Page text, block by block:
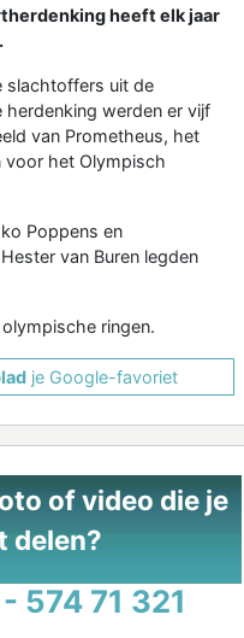
heeft elk jaar
slachtoffers uit de
werden er vijf
van Prometheus, het
voor het Olympisch
Poppens en
van Buren legden
ringen.
je Google-favoriet
of video die je
delen?
574 71 321